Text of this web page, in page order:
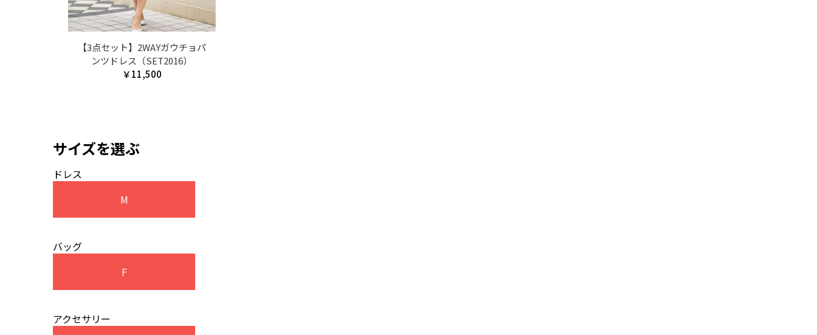
【3点セット】2WAYガウチョパ
ンツドレス（SET2016）
￥11,500
サイズを選ぶ
ドレス
M
バッグ
F
アクセサリー